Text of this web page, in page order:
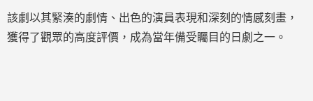
該劇以其緊湊的劇情、出色的演員表現和深刻的情感刻畫，
獲得了觀眾的高度評價，成為當年備受矚目的日劇之一。